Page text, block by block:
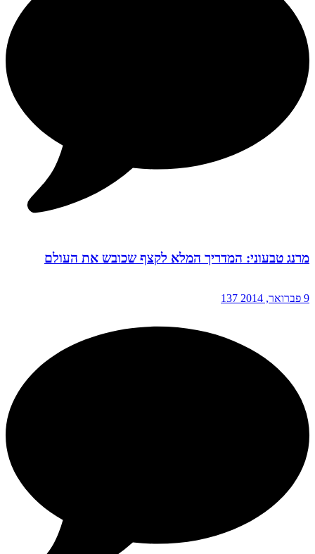
מרנג טבעוני: המדריך המלא לקצף שכובש את העולם
9 פברואר, 2014 137